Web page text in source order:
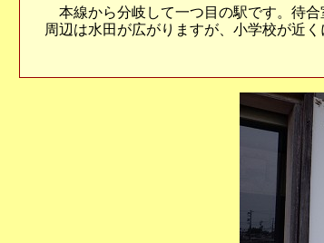
本線から分岐して一つ目の駅です。待合
周辺は水田が広がりますが、小学校が近く